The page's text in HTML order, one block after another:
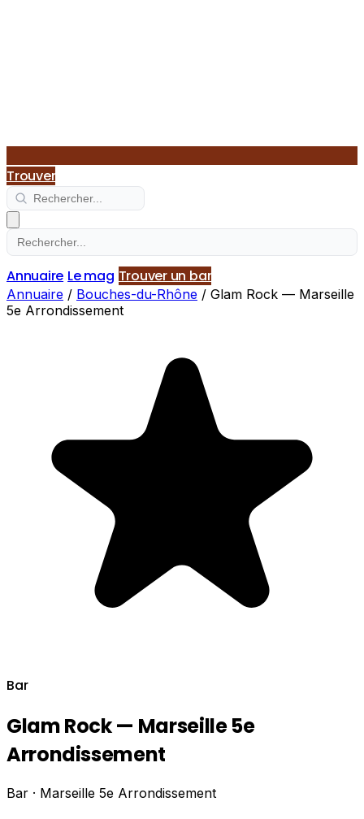
Trouver
Annuaire Le mag Trouver un bar
Annuaire / Bouches-du-Rhône / Glam Rock — Marseille
5e Arrondissement
Bar
Glam Rock — Marseille 5e
Arrondissement
Bar · Marseille 5e Arrondissement